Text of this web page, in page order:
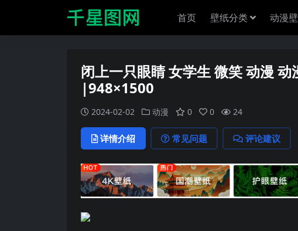
首页 壁纸分类 动漫
闭上一只眼睛 女学生 微笑 动漫
|948×1500
2024-02-02 动漫 0 0 24
详情介绍 常见问题 评论建议